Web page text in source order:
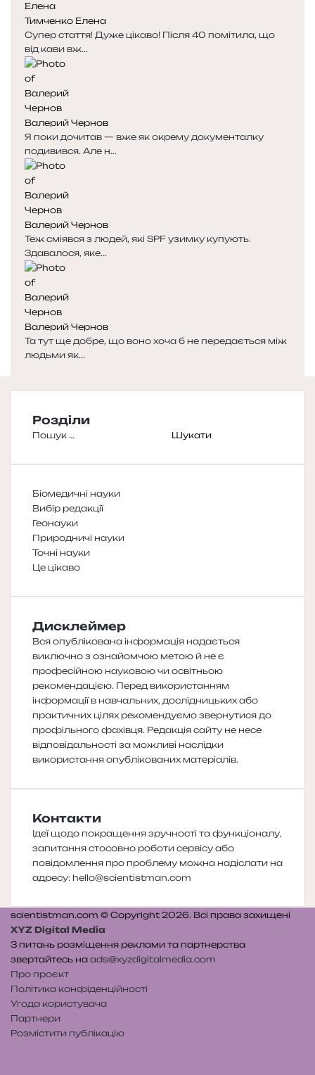
Тимченко Елена
Супер стаття! Дуже цікаво! Після 40 помітила, що
від кави вж...
Валерий Чернов
Я поки дочитав — вже як окрему документалку
подивився. Але н...
Валерий Чернов
Теж сміявся з людей, які SPF узимку купують.
Здавалося, яке...
Валерий Чернов
Та тут ще добре, що воно хоча б не передається між
людьми як...
Розділи
Пошук:
Біомедичні науки
Вибір редакції
Геонауки
Природничі науки
Точні науки
Це цікаво
Дисклеймер
Вся опублікована інформація надається
виключно з ознайомчою метою й не є
професійною науковою чи освітньою
рекомендацією. Перед використанням
інформації в навчальних, дослідницьких або
практичних цілях рекомендуємо звернутися до
профільного фахівця. Редакція сайту не несе
відповідальності за можливі наслідки
використання опублікованих матеріалів.
Контакти
Ідеї щодо покращення зручності та функціоналу,
запитання стосовно роботи сервісу або
повідомлення про проблему можна надіслати на
адресу: hello@scientistman.com
scientistman.com © Copyright 2026. Всі права захищені
XYZ Digital Media
З питань розміщення реклами та партнерства
звертайтесь на ads@xyzdigitalmedia.com
Про проєкт
Політика конфіденційності
Угода користувача
Партнери
Розмістити публікацію